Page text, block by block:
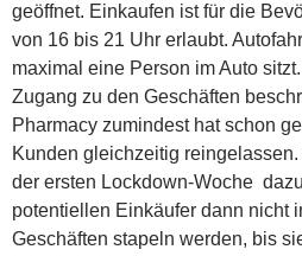
geöffnet. Einkaufen ist für die
von 16 bis 21 Uhr erlaubt.
maximal eine Person im Auto
Zugang zu den Geschäften
Pharmacy zumindest hat schon
Kunden gleichzeitig
der ersten Lockdown-Woche
potentiellen Einkäufer dann nicht
Geschäften stapeln werden, bis